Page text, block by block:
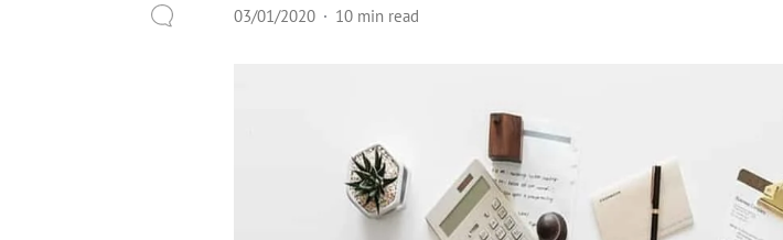
03/01/2020 10 min read